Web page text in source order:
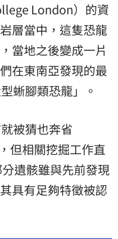
London）的資
層當中，這隻恐龍
當地之後變成一片
在東南亞發現的最
蜥腳類恐龍」。
被猜也奔省
但相關挖掘工作直
遺骸雖與先前發現
具有足夠特徵被認